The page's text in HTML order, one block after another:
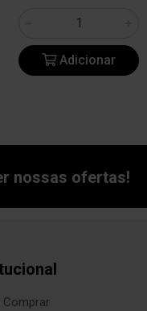
Adicionar
nossas ofertas!